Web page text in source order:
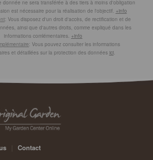
donnée ne sera transférée à des tiers à moins d'obligation
est nécessaire pour la réalisation de l'objectif. +info
: Vous disposez d'un droit d'accès, de rectification et de
ainsi que d'autres droits, comme expliqué dans les
informations comlémentaires. +info
: Vous pouvez consulter les informations
et détaillées sur la protection des données ici.
Contact